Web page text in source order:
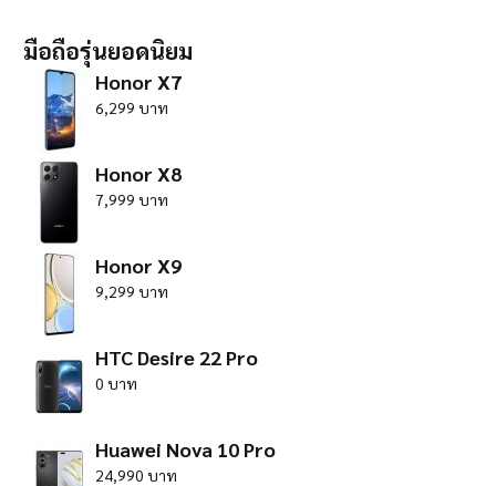
มือถือรุ่นยอดนิยม
Honor X7
6,299 บาท
Honor X8
7,999 บาท
Honor X9
9,299 บาท
HTC Desire 22 Pro
0 บาท
Huawei Nova 10 Pro
24,990 บาท